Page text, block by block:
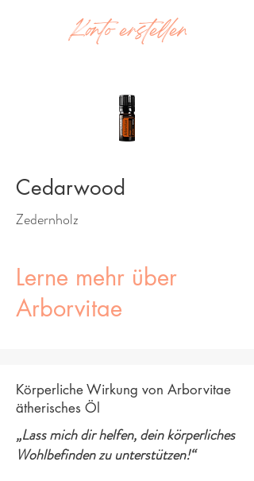
Konto erstellen
Cedarwood
Zedernholz
Lerne mehr über
Arborvitae
Körperliche Wirkung von Arborvitae
ätherisches Öl
„Lass mich dir helfen, dein körperliches
Wohlbefinden zu unterstützen!“